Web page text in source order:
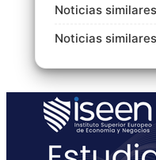
Noticias similares
Noticias similares